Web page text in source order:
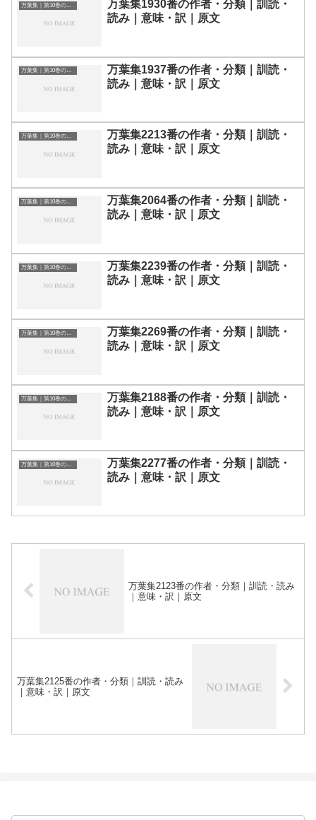
万葉集｜第10巻の和歌一覧
万葉集1930番の作者・分類｜訓読・
読み｜意味・訳｜原文
万葉集｜第10巻の和歌一覧
万葉集1937番の作者・分類｜訓読・
読み｜意味・訳｜原文
万葉集｜第10巻の和歌一覧
万葉集2213番の作者・分類｜訓読・
読み｜意味・訳｜原文
万葉集｜第10巻の和歌一覧
万葉集2064番の作者・分類｜訓読・
読み｜意味・訳｜原文
万葉集｜第10巻の和歌一覧
万葉集2239番の作者・分類｜訓読・
読み｜意味・訳｜原文
万葉集｜第10巻の和歌一覧
万葉集2269番の作者・分類｜訓読・
読み｜意味・訳｜原文
万葉集｜第10巻の和歌一覧
万葉集2188番の作者・分類｜訓読・
読み｜意味・訳｜原文
万葉集｜第10巻の和歌一覧
万葉集2277番の作者・分類｜訓読・
読み｜意味・訳｜原文
万葉集2123番の作者・分類｜訓読・読み
｜意味・訳｜原文
万葉集2125番の作者・分類｜訓読・読み
｜意味・訳｜原文